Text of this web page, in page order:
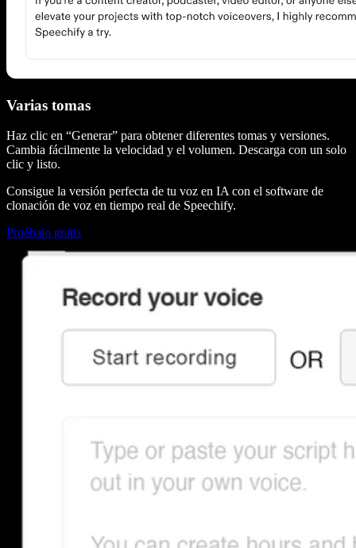
Varias tomas
Haz clic en “Generar” para obtener diferentes tomas y versiones.
Cambia fácilmente la velocidad y el volumen. Descarga con un solo
clic y listo.
Consigue la versión perfecta de tu voz en IA con el software de
clonación de voz en tiempo real de Speechify.
Pruébalo gratis